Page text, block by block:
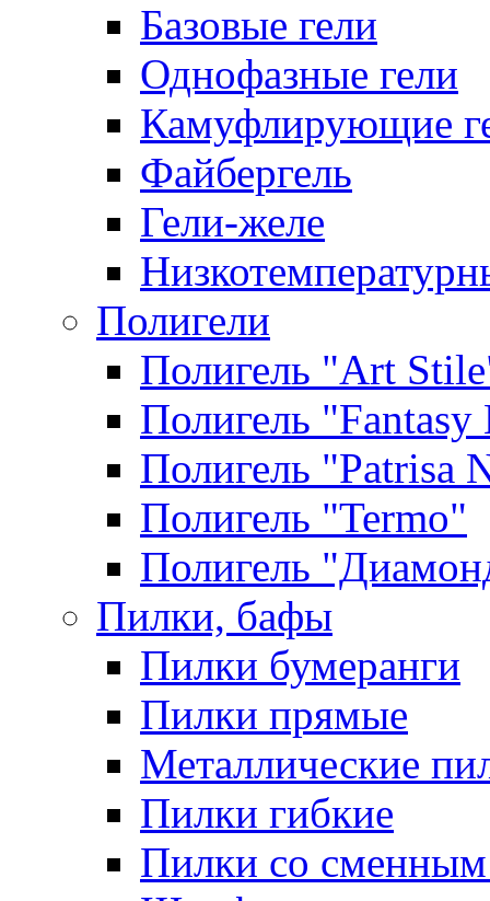
Базовые гели
Однофазные гели
Камуфлирующие
Файбергель
Гели-желе
Полигели
Полигель "Art
Полигель
Полигель "Patrisa
Полигель "Termo"
Полигель
Пилки, бафы
Пилки бумеранги
Пилки прямые
Металлические
Пилки гибкие
Пилки со сменным